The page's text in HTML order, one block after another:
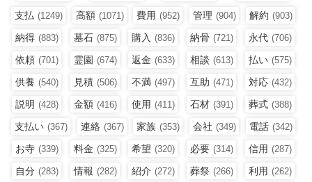
支払 (1249) 高額 (1071) 費用 (952) 管理 (904) 解約 (903)
納得 (883) 墓石 (875) 購入 (836) 納骨 (721) 永代 (706)
依頼 (701) 霊園 (674) 返金 (633) 相談 (613) 払い (575)
供養 (540) 見積 (506) 不満 (497) 互助 (471) 対応 (432)
説明 (428) 金額 (416) 使用 (411) 石材 (391) 葬式 (388)
支払い (367) 連絡 (367) 家族 (353) 会社 (349) 電話 (342)
お寺 (339) 料金 (325) 希望 (320) 必要 (314) 信用 (287)
自分 (283) 情報 (282) 紹介 (272) 葬祭 (266) 利用 (262)